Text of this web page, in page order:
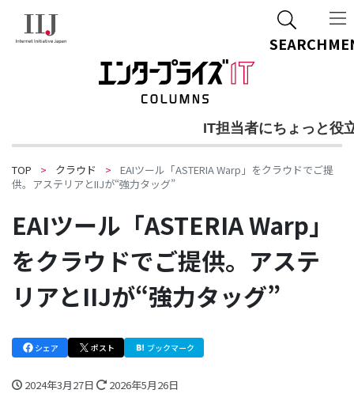
IT担当者にちょっと役
SEARCH
TOP クラウド
EAIツール「ASTERIA Warp」をクラウドでご提
供。アステリアとIIJが“強力タッグ”
EAIツール「ASTERIA Warp」
をクラウドでご提供。アステ
リアとIIJが“強力タッグ”
シェア ポスト ブックマーク
2024年3月27日 2026年5月26日
関連資料DL